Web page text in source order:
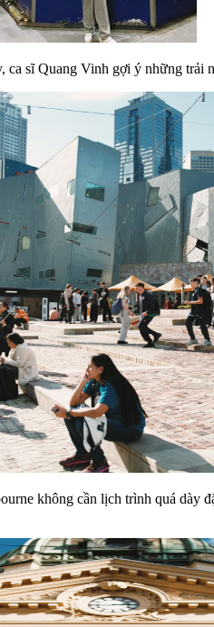
ca sĩ Quang Vinh gợi ý những
không cần lịch trình quá dày